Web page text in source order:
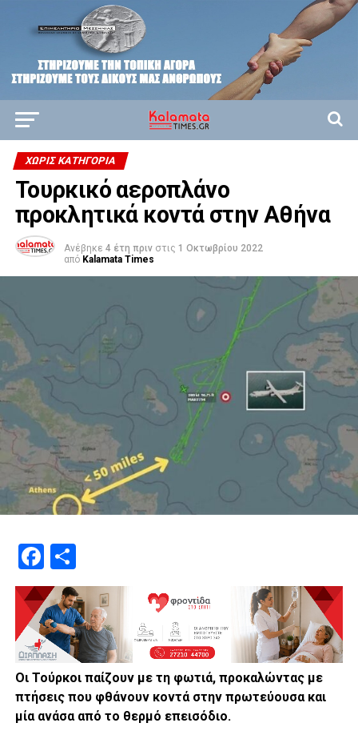
ΧΩΡΊΣ ΚΑΤΗΓΟΡΊΑ
Τουρκικό αεροπλάνο
προκλητικά κοντά στην Αθήνα
Ανέβηκε 4 έτη πριν στις 1 Οκτωβρίου 2022
από Kalamata Times
Facebook
Οι Τούρκοι παίζουν με τη φωτιά, προκαλώντας με
πτήσεις που φθάνουν κοντά στην πρωτεύουσα και
μία ανάσα από το θερμό επεισόδιο.